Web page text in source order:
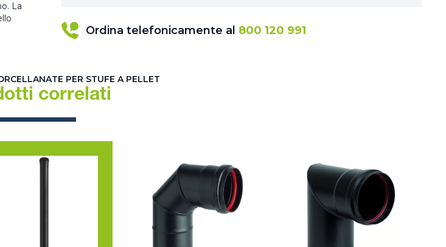
La
Ordina telefonicamente al 800 120 991
PER STUFE A PELLET
correlati